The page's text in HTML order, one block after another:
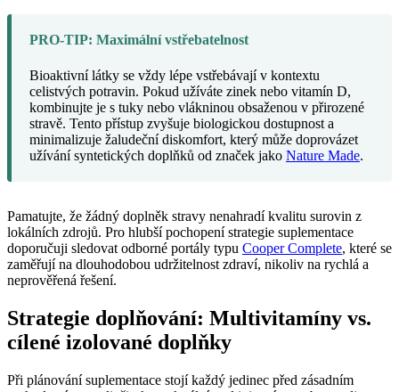
PRO-TIP: Maximální vstřebatelnost
Bioaktivní látky se vždy lépe vstřebávají v kontextu
celistvých potravin. Pokud užíváte zinek nebo vitamín D,
kombinujte je s tuky nebo vlákninou obsaženou v přirozené
stravě. Tento přístup zvyšuje biologickou dostupnost a
minimalizuje žaludeční diskomfort, který může doprovázet
užívání syntetických doplňků od značek jako Nature Made.
Pamatujte, že žádný doplněk stravy nenahradí kvalitu surovin z
lokálních zdrojů. Pro hlubší pochopení strategie suplementace
doporučuji sledovat odborné portály typu Cooper Complete, které se
zaměřují na dlouhodobou udržitelnost zdraví, nikoliv na rychlá a
neprověřená řešení.
Strategie doplňování: Multivitamíny vs.
cílené izolované doplňky
Při plánování suplementace stojí každý jedinec před zásadním